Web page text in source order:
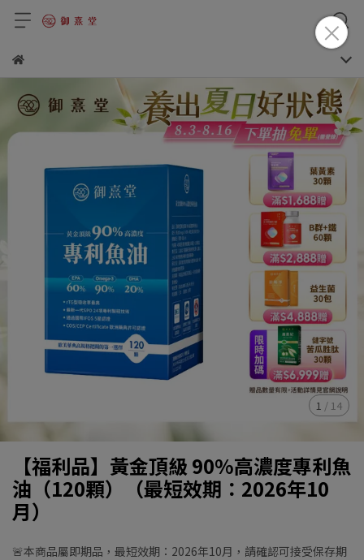
1 / 14
【福利品】黃金頂級 90%高濃度專利魚
油（120顆）（最短效期：2026年10
月）
🚨本商品屬即期品，最短效期：2026年10月，請確認可接受保存期